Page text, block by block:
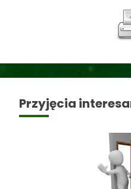
Przyjęcia